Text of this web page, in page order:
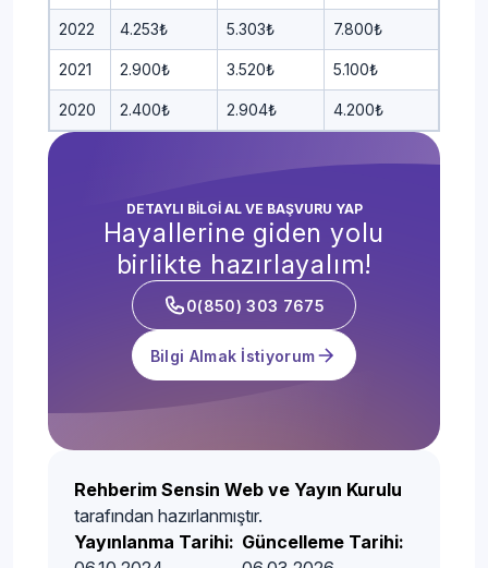
2022 4.253₺ 5.303₺ 7.800₺
2021 2.900₺ 3.520₺ 5.100₺
2020 2.400₺ 2.904₺ 4.200₺
DETAYLI BİLGİ AL VE BAŞVURU YAP
Hayallerine giden yolu
birlikte hazırlayalım!
0(850) 303 7675
Bilgi Almak İstiyorum
Rehberim Sensin Web ve Yayın Kurulu
tarafından hazırlanmıştır.
Yayınlanma Tarihi: Güncelleme Tarihi: